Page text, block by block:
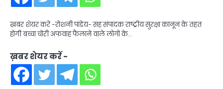
ख़बर शेयर करें -रोशनी पांडेय- सह संपादक राष्ट्रीय सुरक्षा कानून के तहत
होगी बच्चा चोरी अफवाह फैलाने वाले लोगों के…
ख़बर शेयर करें -